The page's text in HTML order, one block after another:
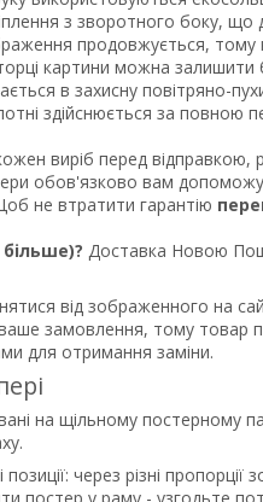
з зворотного боку, що
продовжується,
картини можна залишити
в захисну повітряно-
здійснюється за повною
виріб перед
обов'язково вам
не втратити гарантію
Доставка Новою
від зображенного на
замовлення, тому товар
для отримання заміни.
на щільному
позиції: через різні